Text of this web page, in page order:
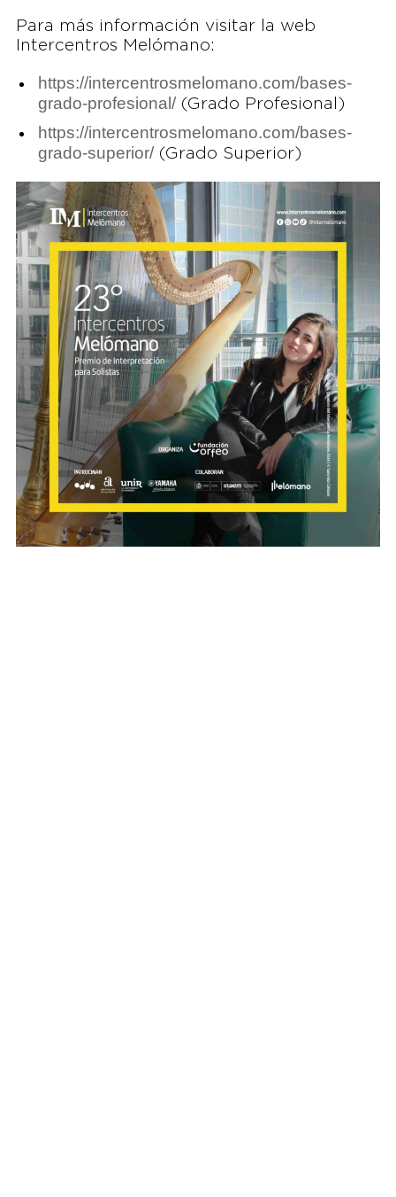
Para más información visitar la web
Intercentros Melómano:
https://intercentrosmelomano.com/bases-
grado-profesional/(Grado Profesional)
https://intercentrosmelomano.com/bases-
grado-superior/(Grado Superior)